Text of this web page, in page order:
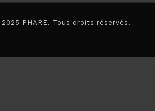
PHARE. Tous droits réservés.